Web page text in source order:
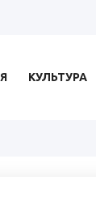
КУЛЬТУРА